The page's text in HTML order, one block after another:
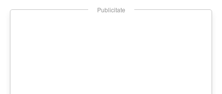
Publicitate